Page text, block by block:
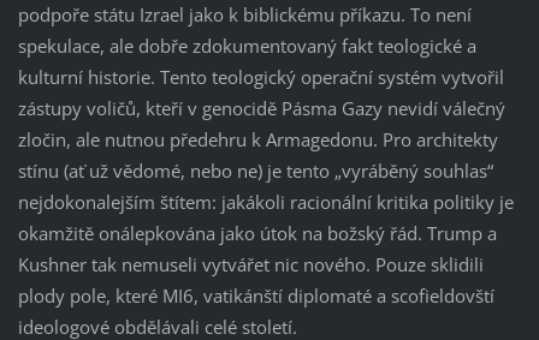
podpoře státu Izrael jako k biblickému příkazu. To není
spekulace, ale dobře zdokumentovaný fakt teologické a
kulturní historie. Tento teologický operační systém vytvořil
zástupy voličů, kteří v genocidě Pásma Gazy nevidí válečný
zločin, ale nutnou předehru k Armagedonu. Pro architekty
stínu (ať už vědomé, nebo ne) je tento „vyráběný souhlas“
nejdokonalejším štítem: jakákoli racionální kritika politiky je
okamžitě onálepkována jako útok na božský řád. Trump a
Kushner tak nemuseli vytvářet nic nového. Pouze sklidili
plody pole, které MI6, vatikánští diplomaté a scofieldovští
ideologové obdělávali celé století.